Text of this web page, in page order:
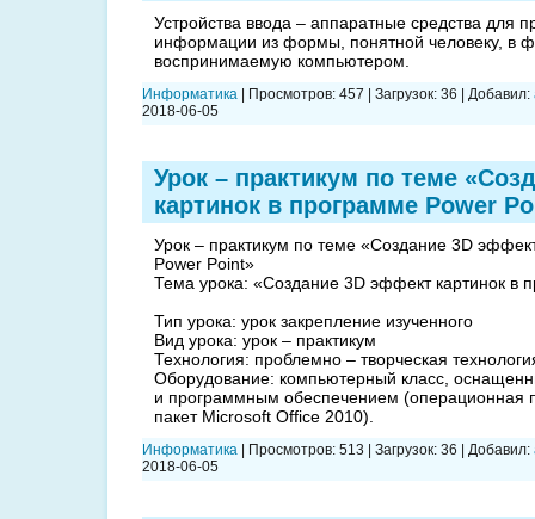
Устройства ввода – аппаратные средства для
информации из формы, понятной человеку, в
воспринимаемую компьютером.
Информатика Просмотров: 457 Загрузок: 36 Добавил:
2018-06-05
Урок – практикум по теме
картинок в программе Power
Урок – практикум по теме «Создание 3D
Power Point»
Тема урока: «Создание 3D эффект картинок в
Тип урока: урок закрепление изученного
Вид урока: урок – практикум
Технология: проблемно – творческая
Оборудование: компьютерный класс,
и программным обеспечением (операционная
пакет Microsoft Office 2010).
Информатика Просмотров: 513 Загрузок: 36 Добавил:
2018-06-05